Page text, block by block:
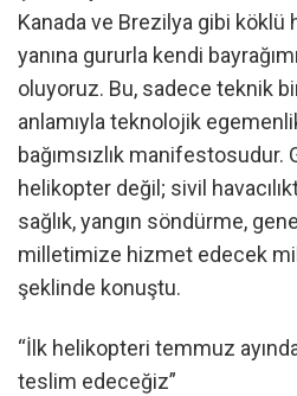
Kanada ve Brezilya gibi köklü
yanına gururla kendi
oluyoruz. Bu, sadece teknik
anlamıyla teknolojik
bağımsızlık manifestosudur.
helikopter değil; sivil
sağlık, yangın söndürme,
milletimize hizmet edecek
şeklinde konuştu.
“İlk helikopteri temmuz ayında
teslim edeceğiz”